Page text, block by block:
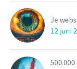
Je
12 juni